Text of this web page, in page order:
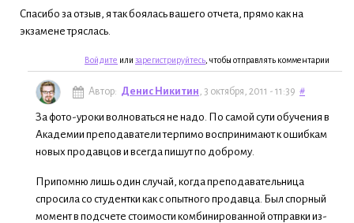
Спасибо за отзыв, я так боялась вашего отчета, прямо как на
экзамене тряслась.
Войдите или зарегистрируйтесь , чтобы отправлять комментарии
Автор: Денис Никитин, 3 октября, 2011 - 11:39 #
За фото-уроки волноваться не надо. По самой сути обучения в
Академии преподаватели терпимо воспринимают к ошибкам
новых продавцов и всегда пишут по доброму.
Припомню лишь один случай, когда преподавательница
спросила со студентки как с опытного продавца. Был спорный
момент в подсчете стоимости комбинированной отправки из-